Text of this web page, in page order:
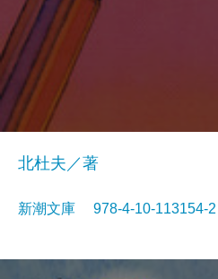
北杜夫／著
新潮文庫 978-4-10-